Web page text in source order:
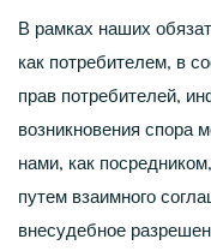
В рамках наших
как потребителем, в
прав потребителей,
возникновения спора
нами, как
путем взаимного
внесудебное